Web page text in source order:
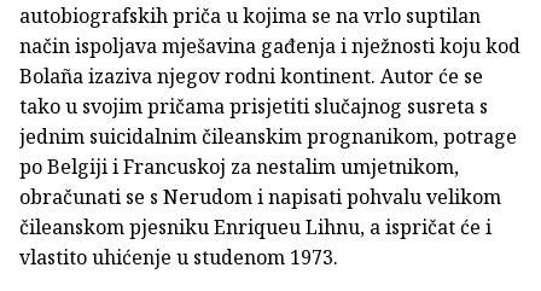
autobiografskih priča u kojima se na vrlo suptilan
način ispoljava mješavina gađenja i nježnosti koju kod
Bolaña izaziva njegov rodni kontinent. Autor će se
tako u svojim pričama prisjetiti slučajnog susreta s
jednim suicidalnim čileanskim prognanikom, potrage
po Belgiji i Francuskoj za nestalim umjetnikom,
obračunati se s Nerudom i napisati pohvalu velikom
čileanskom pjesniku Enriqueu Lihnu, a ispričat će i
vlastito uhićenje u studenom 1973.